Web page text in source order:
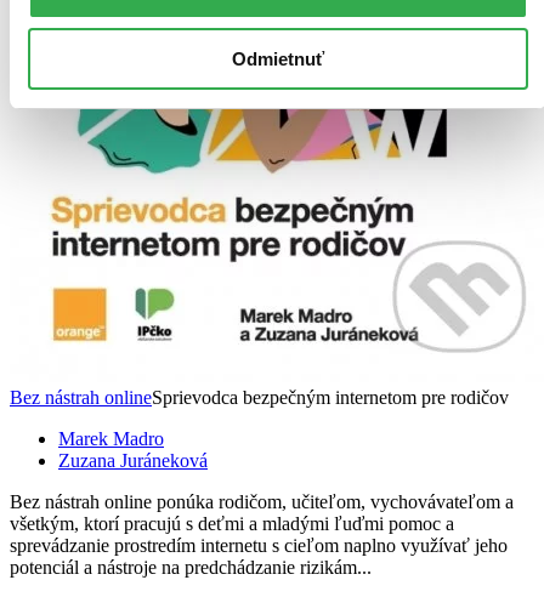
Odmietnuť
Bez nástrah onlineSprievodca bezpečným internetom pre rodičov
Marek Madro
Zuzana Juráneková
Bez nástrah online ponúka rodičom, učiteľom, vychovávateľom a
všetkým, ktorí pracujú s deťmi a mladými ľuďmi pomoc a
sprevádzanie prostredím internetu s cieľom naplno využívať jeho
potenciál a nástroje na predchádzanie rizikám...